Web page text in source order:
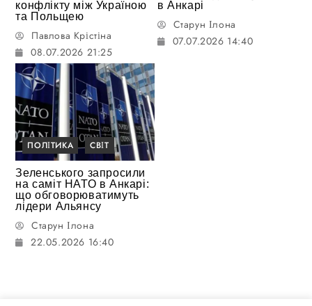
конфлікту між Україною
та Польщею
Павлова Крістіна
08.07.2026 21:25
в Анкарі
Старун Ілона
07.07.2026 14:40
ПОЛІТИКА СВІТ
Зеленського запросили
на саміт НАТО в Анкарі:
що обговорюватимуть
лідери Альянсу
Старун Ілона
22.05.2026 16:40